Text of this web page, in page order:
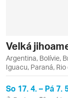
Velká
Argentina, Bolívie,
Iguacu, Paraná,
Andahuaylillas,
Sacramento,
Ipanema, Isla del
So 17. 4. – Pá 7.